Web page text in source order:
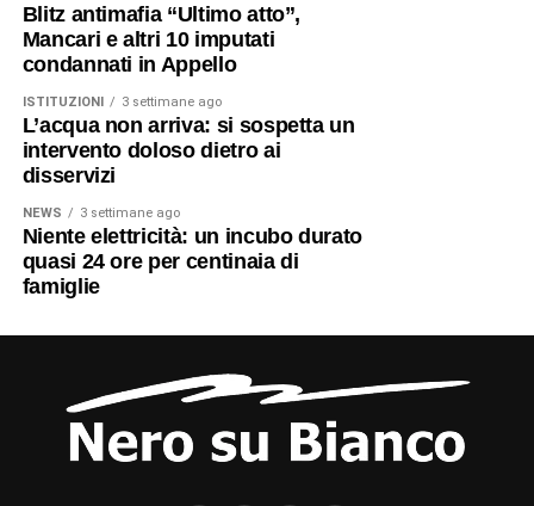
Blitz antimafia “Ultimo atto”,
Mancari e altri 10 imputati
condannati in Appello
ISTITUZIONI 3 settimane ago
L’acqua non arriva: si sospetta un
intervento doloso dietro ai
disservizi
NEWS 3 settimane ago
Niente elettricità: un incubo durato
quasi 24 ore per centinaia di
famiglie